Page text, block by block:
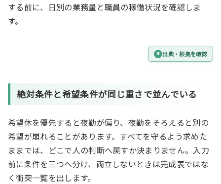
する前に、日別の業務量と職員の稼働状況を確認しま
す。
出典・根拠を確認
絶対条件と希望条件が同じ重さで並んでいる
希望休を優先すると夜勤が偏り、夜勤をそろえると別の
希望が崩れることがあります。すべてを守るよう求めた
ままでは、どこで人の判断へ戻すか決まりません。入力
前に条件を三つへ分け、両立しないときは完成表ではな
く衝突一覧を出します。